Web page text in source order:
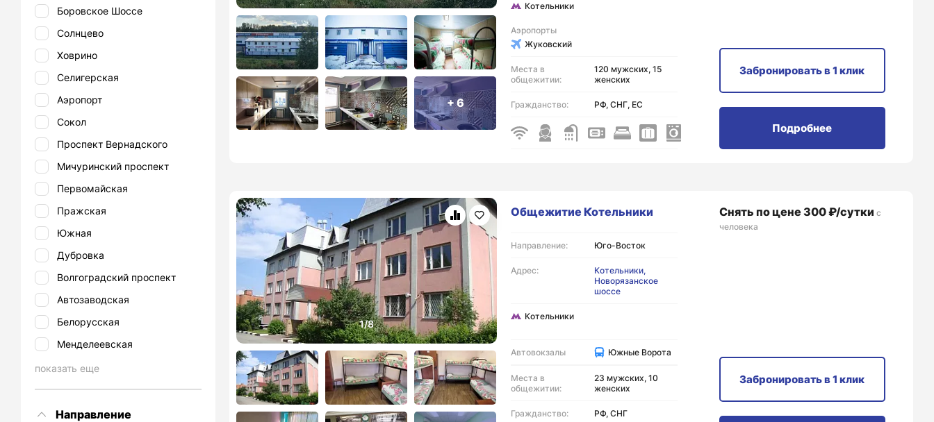
Боровское Шоссе
Солнцево
Ховрино
Селигерская
Аэропорт
Сокол
Проспект Вернадского
Мичуринский проспект
Первомайская
Пражская
Южная
Дубровка
Волгоградский проспект
Автозаводская
Белорусская
Менделеевская
показать еще
Направление
+ 6
Котельники
Аэропорты
Жуковский
Места в
общежитии:
120 мужских, 15
женских
Гражданство: РФ, СНГ, ЕС
Забронироватьв 1 клик
Подробнее
Общежитие Котельники
Направление: Юго-Восток
Адрес:
Котельники,
Новорязанское
шоссе
Котельники
Автовокзалы Южные Ворота
Места в
общежитии:
23 мужских, 10
женских
Гражданство: РФ, СНГ
Снять по цене 300 ₽/сутки с
человека
Забронироватьв 1 клик